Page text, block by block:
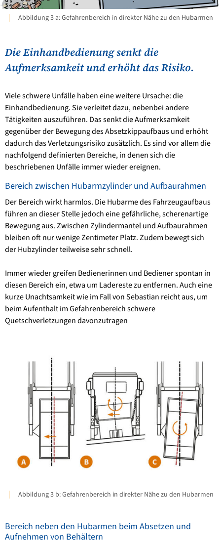
Abbildung 3 a: Gefahrenbereich in direkter Nähe zu den Hubarmen
Die Einhandbedienung senkt die
Aufmerksamkeit und erhöht das Risiko.
Viele schwere Unfälle haben eine weitere Ursache: die
Einhandbedienung. Sie verleitet dazu, nebenbei andere
Tätigkeiten auszuführen. Das senkt die Aufmerksamkeit
gegenüber der Bewegung des Absetzkippaufbaus und erhöht
dadurch das Verletzungsrisiko zusätzlich. Es sind vor allem die
nachfolgend definierten Bereiche, in denen sich die
beschriebenen Unfälle immer wieder ereignen.
Bereich zwischen Hubarmzylinder und Aufbaurahmen
Der Bereich wirkt harmlos. Die Hubarme des Fahrzeugaufbaus
führen an dieser Stelle jedoch eine gefährliche, scherenartige
Bewegung aus. Zwischen Zylindermantel und Aufbaurahmen
bleiben oft nur wenige Zentimeter Platz. Zudem bewegt sich
der Hubzylinder teilweise sehr schnell.
Immer wieder greifen Bedienerinnen und Bediener spontan in
diesen Bereich ein, etwa um Ladereste zu entfernen. Auch eine
kurze Unachtsamkeit wie im Fall von Sebastian reicht aus, um
beim Aufenthalt im Gefahrenbereich schwere
Quetschverletzungen davonzutragen
Abbildung 3 b: Gefahrenbereich in direkter Nähe zu den Hubarmen
Bereich neben den Hubarmen beim Absetzen und
Aufnehmen von Behältern